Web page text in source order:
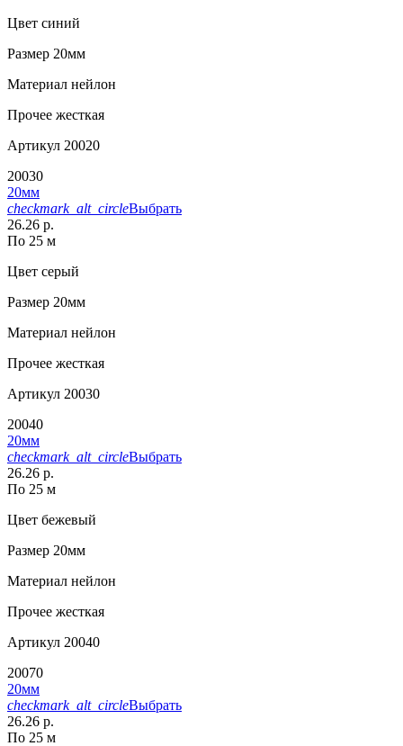
Цвет синий
Размер 20мм
Материал нейлон
Прочее жесткая
Артикул 20020
20030
20мм
checkmark_alt_circleВыбрать
26.26 р.
По 25 м
Цвет серый
Размер 20мм
Материал нейлон
Прочее жесткая
Артикул 20030
20040
20мм
checkmark_alt_circleВыбрать
26.26 р.
По 25 м
Цвет бежевый
Размер 20мм
Материал нейлон
Прочее жесткая
Артикул 20040
20070
20мм
checkmark_alt_circleВыбрать
26.26 р.
По 25 м